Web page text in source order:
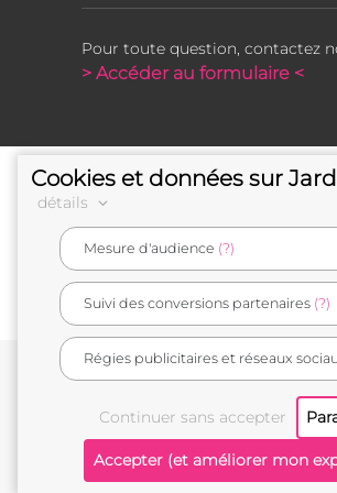
Pour toute question, contactez
> Accéder au formulaire <
e-commerçant
Mentions légales
Cookies et données sur
détails
Mesure d'audience (?)
Suivi des conversions partenaires (?)
Régies publicitaires et réseaux